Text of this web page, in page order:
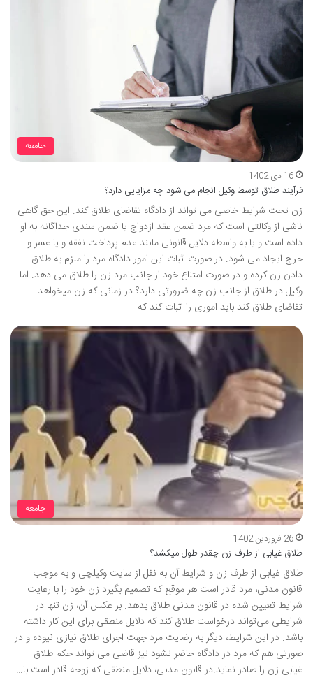
جامعه
16 دی 1402
فرآیند طلاق توسط وکیل انجام می شود چه مزایایی دارد؟
زن تحت شرایط خاصی می تواند از دادگاه تقاضای طلاق کند. این حق گاهی
ناشی از وکالتی است که مرد ضمن عقد ازدواج یا ضمن سندی جداگانه به او
داده است و یا به واسطه دلایل قانونی مانند عدم پرداخت نفقه و یا عسر و
حرج ایجاد می شود. در صورت اثبات این امور دادگاه مرد را ملزم به طلاق
دادن زن کرده و در صورت امتناع خود از جانب مرد زن را طلاق می دهد. اما
وکیل در طلاق از جانب زن چه ضرورتی دارد؟ در زمانی که زن میخواهد
تقاضای طلاق کند باید اموری را اثبات کند که…
جامعه
26 فروردین 1402
طلاق غیابی از طرف زن چقدر طول میکشد؟
طلاق غیابی از طرف زن و شرایط آن به نقل از سایت وکیلچی و به موجب
قانون مدنی، مرد قادر است هر موقع که تصمیم بگیرد زن خود را با رعایت
شرایط تعیین شده در قانون مدنی طلاق بدهد. بر عکس آن، زن تنها در
شرایطی می‌تواند درخواست طلاق کند که دلایل منطقی برای این کار داشته
باشد. در این شرایط، دیگر به رضایت مرد جهت اجرای طلاق نیازی نیوده و در
صورتی هم که مرد در دادگاه حاضر نشود نیز قاضی می تواند حکم طلاق
غیابی زن را صادر نماید.در قانون مدنی، دلایل منطقی که زوجه قادر است با…